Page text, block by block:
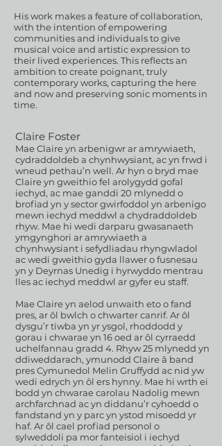
His work makes a feature of collaboration,
with the intention of empowering
communities and individuals to give
musical voice and artistic expression to
their lived experiences. This reflects an
ambition to create poignant, truly
contemporary works, capturing the here
and now and preserving sonic moments in
time.
Claire Foster
Mae Claire yn arbenigwr ar amrywiaeth,
cydraddoldeb a chynhwysiant, ac yn frwd i
wneud pethau’n well. Ar hyn o bryd mae
Claire yn gweithio fel arolygydd gofal
iechyd, ac mae ganddi 20 mlynedd o
brofiad yn y sector gwirfoddol yn arbenigo
mewn iechyd meddwl a chydraddoldeb
rhyw. Mae hi wedi darparu gwasanaeth
ymgynghori ar amrywiaeth a
chynhwysiant i sefydliadau rhyngwladol
ac wedi gweithio gyda llawer o fusnesau
yn y Deyrnas Unedig i hyrwyddo mentrau
lles ac iechyd meddwl ar gyfer eu staff.
Mae Claire yn aelod unwaith eto o fand
pres, ar ôl bwlch o chwarter canrif. Ar ôl
dysgu’r tiwba yn yr ysgol, rhoddodd y
gorau i chwarae yn 16 oed ar ôl cyrraedd
uchelfannau gradd 4. Rhyw 25 mlynedd yn
ddiweddarach, ymunodd Claire â band
pres Cymunedol Melin Gruffydd ac nid yw
wedi edrych yn ôl ers hynny. Mae hi wrth ei
bodd yn chwarae carolau Nadolig mewn
archfarchnad ac yn diddanu’r cyhoedd o
fandstand yn y parc yn ystod misoedd yr
haf. Ar ôl cael profiad personol o
sylweddoli pa mor fanteisiol i iechyd